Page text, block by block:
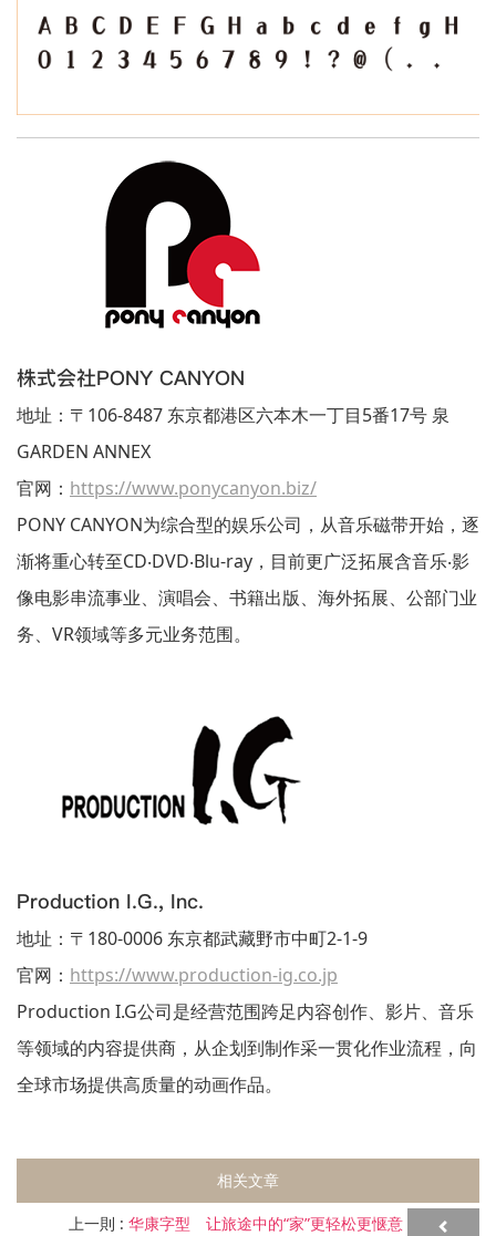
株式会社PONY CANYON
地址：〒106-8487 东京都港区六本木一丁目5番17号 泉
GARDEN ANNEX
官网： https://www.ponycanyon.biz/
PONY CANYON为综合型的娱乐公司，从音乐磁带开始，逐
渐将重心转至CD‧DVD‧Blu-ray，目前更广泛拓展含音乐‧影
像电影串流事业、演唱会、书籍出版、海外拓展、公部门业
务、VR领域等多元业务范围。
Production I.G., Inc.
地址：〒180-0006 东京都武藏野市中町2-1-9
官网： https://www.production-ig.co.jp
Production I.G公司是经营范围跨足内容创作、影片、音乐
等领域的内容提供商，从企划到制作采一贯化作业流程，向
全球市场提供高质量的动画作品。
相关文章
上一則 : 华康字型 让旅途中的“家”更轻松更惬意